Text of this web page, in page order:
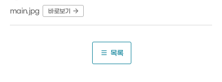
main.jpg
바로보기
목록